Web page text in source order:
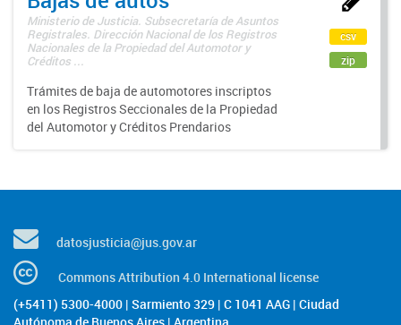
Ministerio de Justicia. Subsecretaría de Asuntos
Registrales. Dirección Nacional de los Registros
Nacionales de la Propiedad del Automotor y
Créditos ...
Trámites de baja de automotores inscriptos
en los Registros Seccionales de la Propiedad
del Automotor y Créditos Prendarios
csv
zip
datosjusticia@jus.gov.ar
Commons Attribution 4.0 International license
(+5411) 5300-4000 | Sarmiento 329 | C 1041 AAG | Ciudad